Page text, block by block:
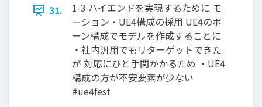
31.
1-3 ハイエンドを実現するために モ
ーション・UE4構成の採用 UE4のボ
ーン構成でモデルを作成することに
・社内汎用でもリターゲットできた
が 対応にひと手間かかるため ・UE4
構成の方が不安要素が少ない
#ue4fest